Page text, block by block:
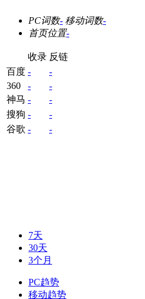
PC词数- 移动词数-
首页位置-
收录 反链
百度 -
-
360
-
-
神马 -
-
搜狗 -
-
谷歌 - -
7天
30天
3个月
PC趋势
移动趋势